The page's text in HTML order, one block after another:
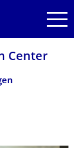
Center